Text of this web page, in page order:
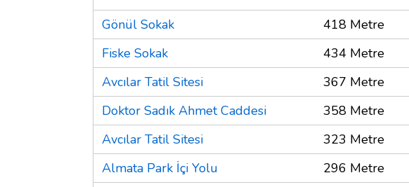
Gönül Sokak
418 Metre
Fiske Sokak
434 Metre
Avcılar Tatil Sitesi
367 Metre
Doktor Sadık Ahmet Caddesi
358 Metre
Avcılar Tatil Sitesi
323 Metre
Almata Park İçi Yolu
296 Metre